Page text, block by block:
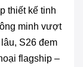
thiết kế tinh
minh vượt
S26 đem
flagship –